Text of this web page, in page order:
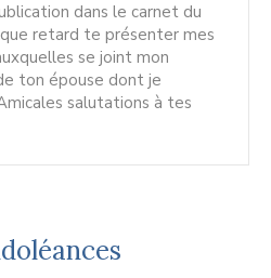
dans le carnet du
retard te présenter mes
se joint mon
ton épouse dont je
salutations à tes